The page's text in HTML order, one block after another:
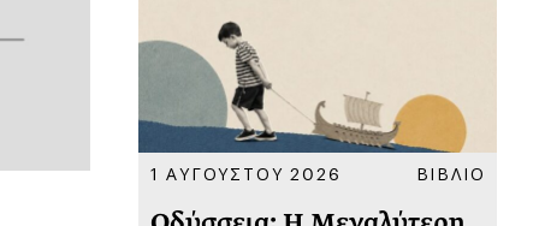
ΚΟΙΝΩΝΙΑ 1 ΑΥΓΟΥΣΤΟΥ 2026 ΒΙΒΛΙΟ